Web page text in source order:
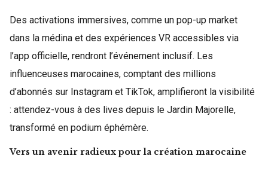
Des activations immersives, comme un pop-up market
dans la médina et des expériences VR accessibles via
l’app officielle, rendront l’événement inclusif. Les
influenceuses marocaines, comptant des millions
d’abonnés sur Instagram et TikTok, amplifieront la visibilité
: attendez-vous à des lives depuis le Jardin Majorelle,
transformé en podium éphémère.
Vers un avenir radieux pour la création marocaine